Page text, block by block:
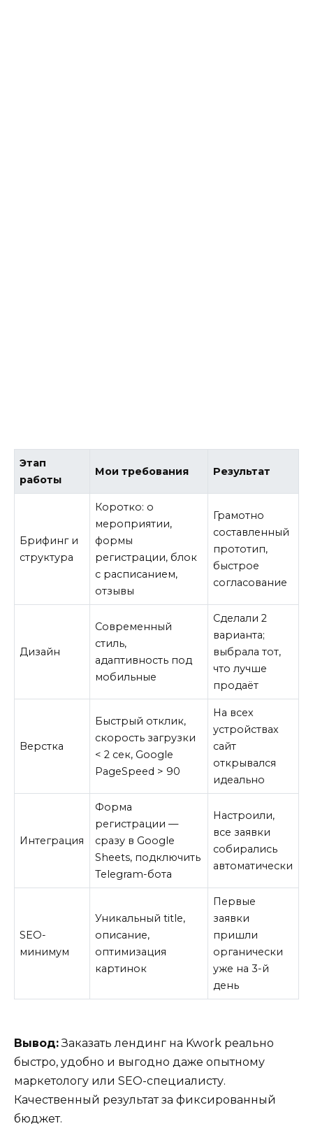
Этап
работы
Мои требования Результат
Брифинг и
структура
Коротко: о
мероприятии,
формы
регистрации, блок
с расписанием,
отзывы
Грамотно
составленный
прототип,
быстрое
согласование
Дизайн
Современный
стиль,
адаптивность под
мобильные
Сделали 2
варианта;
выбрала тот,
что лучше
продаёт
Верстка
Быстрый отклик,
скорость загрузки
< 2 сек, Google
PageSpeed > 90
На всех
устройствах
сайт
открывался
идеально
Интеграция
Форма
регистрации —
сразу в Google
Sheets, подключить
Telegram-бота
Настроили,
все заявки
собирались
автоматически
SEO-
минимум
Уникальный title,
описание,
оптимизация
картинок
Первые
заявки
пришли
органически
уже на 3-й
день
Вывод:Заказать лендинг на Kwork реально
быстро, удобно и выгодно даже опытному
маркетологу или SEO-специалисту.
Качественный результат за фиксированный
бюджет.